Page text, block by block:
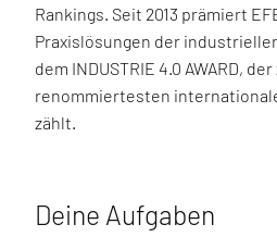
Rankings. Seit 2013 prämiert
Praxislösungen der
dem INDUSTRIE 4.0 AWARD,
renommiertesten
zählt.
Deine Aufgaben